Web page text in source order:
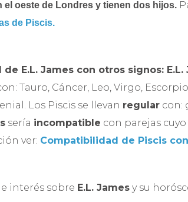
el oeste de Londres y tienen dos hijos.
de Piscis.
de E.L. James con otros signos: E.L.
Tauro, Cáncer, Leo, Virgo,
Los Piscis se llevan regular con:
sería incompatible con parejas cuyo
ver: Compatibilidad de Piscis
interés sobre E.L. James y su